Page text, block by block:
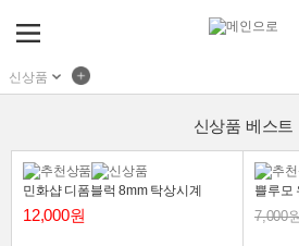
신상품
신상품 베스트
민화샵 디폼블럭 8mm 탁상시계
12,000원
쁠루모
7,000